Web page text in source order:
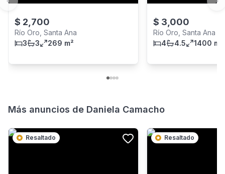
$ 2,700
Río Oro, Santa Ana
3
3 269 m²
$ 3,000
Río Oro, Santa Ana
4
4.5 1400 m²
Previous slide
Más anuncios de Daniela Camacho
Resaltado Resaltado